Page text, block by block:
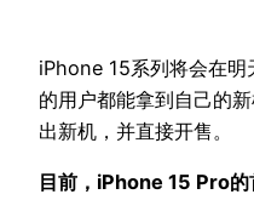
iPhone 15系列将会在明
的用户都能拿到自己的
出新机，并直接开售。
目前，iPhone 15 Pro的